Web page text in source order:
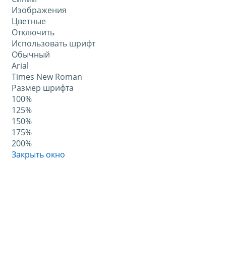
Изображения
Цветные
Отключить
Использовать шрифт
Обычный
Arial
Times New Roman
Размер шрифта
100%
125%
150%
175%
200%
Закрыть окно